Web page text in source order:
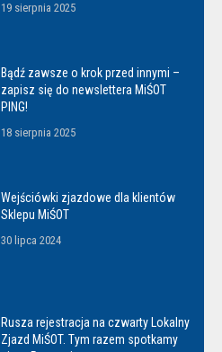
19 sierpnia 2025
Bądź zawsze o krok przed innymi –
zapisz się do newslettera MiŚOT
PING!
18 sierpnia 2025
Wejściówki zjazdowe dla klientów
Sklepu MiŚOT
30 lipca 2024
Rusza rejestracja na czwarty Lokalny
Zjazd MiŚOT. Tym razem spotkamy